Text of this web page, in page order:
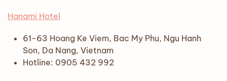
Hanami Hotel
61-63 Hoang Ke Viem, Bac My Phu, Ngu Hanh
Son, Da Nang, Vietnam
Hotline: 0905 432 992